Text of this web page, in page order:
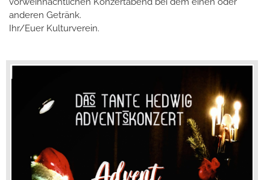
anderen Getränk.
Ihr/Euer Kulturverein.